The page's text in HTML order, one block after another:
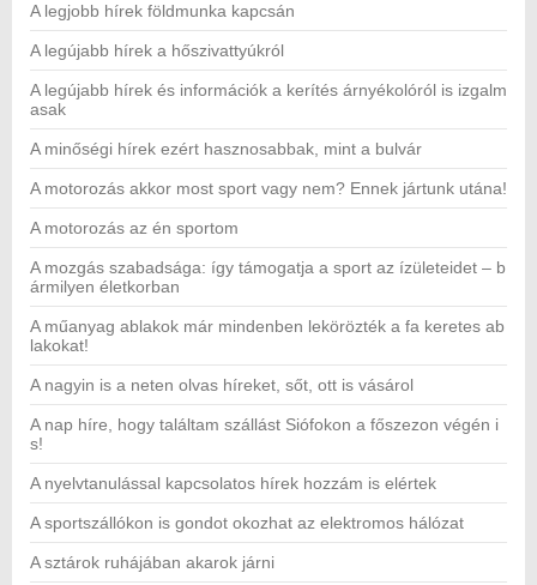
A legjobb hírek földmunka kapcsán
A legújabb hírek a hőszivattyúkról
A legújabb hírek és információk a kerítés árnyékolóról is izgalm
asak
A minőségi hírek ezért hasznosabbak, mint a bulvár
A motorozás akkor most sport vagy nem? Ennek jártunk utána!
A motorozás az én sportom
A mozgás szabadsága: így támogatja a sport az ízületeidet – b
ármilyen életkorban
A műanyag ablakok már mindenben lekörözték a fa keretes ab
lakokat!
A nagyin is a neten olvas híreket, sőt, ott is vásárol
A nap híre, hogy találtam szállást Siófokon a főszezon végén i
s!
A nyelvtanulással kapcsolatos hírek hozzám is elértek
A sportszállókon is gondot okozhat az elektromos hálózat
A sztárok ruhájában akarok járni